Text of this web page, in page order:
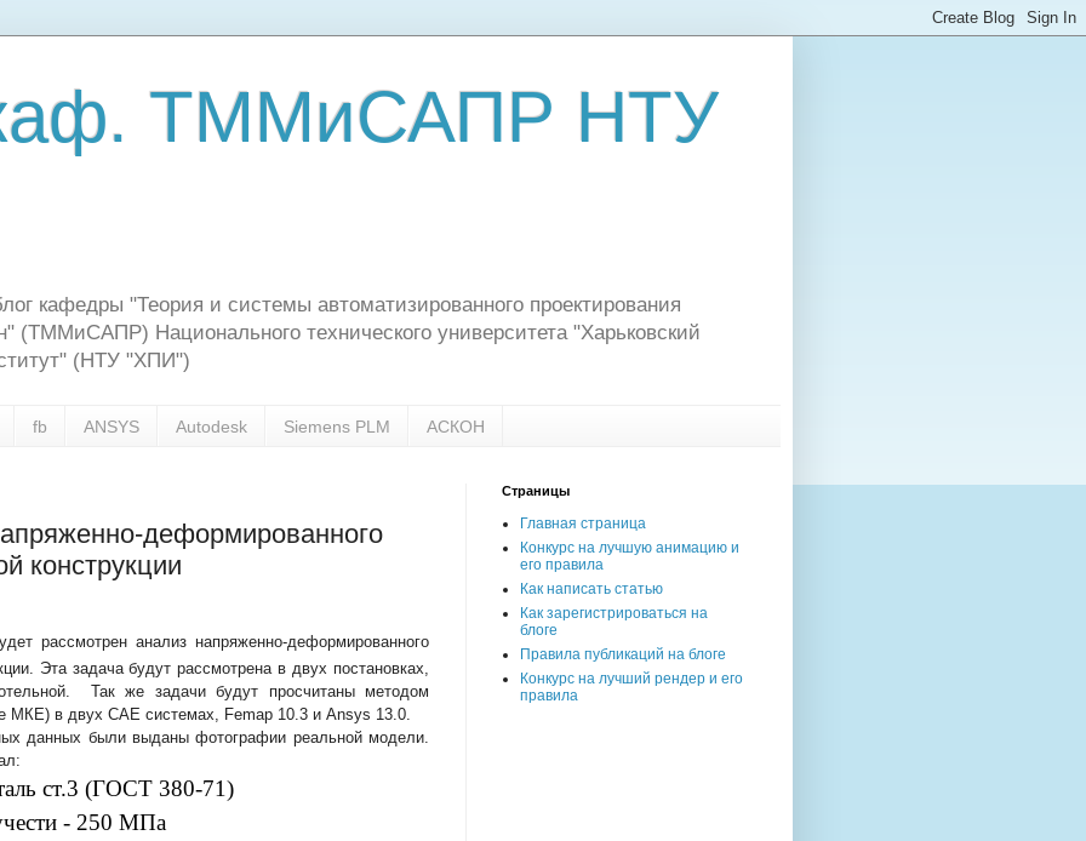
ТММиСАПР НТУ
кафедры "Теория и системы автоматизированного проектирования
(ТММиСАПР) Национального технического университета "Харьковский
(НТУ "ХПИ")
fb ANSYS Autodesk Siemens PLM АСКОН
деформированного
конструкции
рассмотрен анализ напряженно-деформированного
Эта задача будут рассмотрена в двух постановках,
Так же задачи будут просчитаны методом
МКЕ) в двух САЕ системах, Femap 10.3 и Ansys 13.0.
данных были выданы фотографии реальной модели.
ст.3 (ГОСТ 380-71)
- 250 МПа
Страницы
Главная страница
Конкурс на лучшую анимацию и
его правила
Как написать статью
Как зарегистрироваться на
блоге
Правила публикаций на блоге
Конкурс на лучший рендер и его
правила